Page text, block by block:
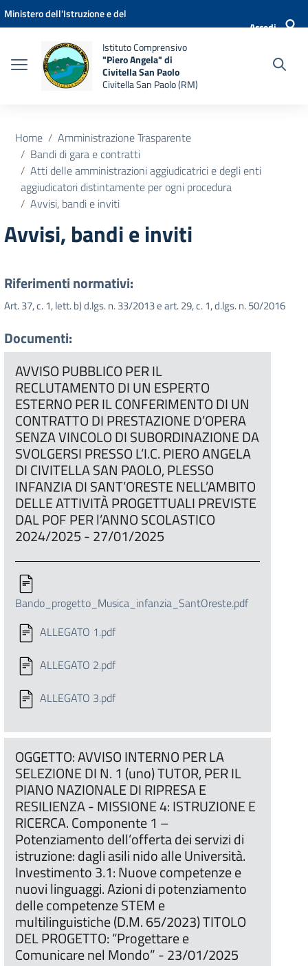
Vai ai contenuti
Vai al menu di navigazione
Vai al footer
Ministero dell'Istruzione e del
Accedi
Istituto Comprensivo
"Piero Angela" di
Civitella San Paolo
Civitella San Paolo (RM)
Home
Amministrazione Trasparente
Bandi di gara e contratti
Atti delle amministrazioni aggiudicatrici e degli enti
aggiudicatori distintamente per ogni procedura
Avvisi, bandi e inviti
Avvisi, bandi e inviti
Riferimenti normativi:
Art. 37, c. 1, lett. b) d.lgs. n. 33/2013 e art. 29, c. 1, d.lgs. n. 50/2016
Documenti:
AVVISO PUBBLICO PER IL
RECLUTAMENTO DI UN ESPERTO
ESTERNO PER IL CONFERIMENTO DI UN
CONTRATTO DI PRESTAZIONE D’OPERA
SENZA VINCOLO DI SUBORDINAZIONE DA
SVOLGERSI PRESSO L’I.C. PIERO ANGELA
DI CIVITELLA SAN PAOLO, PLESSO
INFANZIA DI SANT’ORESTE NELL’AMBITO
DELLE ATTIVITÀ PROGETTUALI PREVISTE
DAL POF PER l’ANNO SCOLASTICO
2024/2025 - 27/01/2025
Bando_progetto_Musica_infanzia_SantOreste.pdf
ALLEGATO 1.pdf
ALLEGATO 2.pdf
ALLEGATO 3.pdf
OGGETTO: AVVISO INTERNO PER LA
SELEZIONE DI N. 1 (uno) TUTOR, PER IL
PIANO NAZIONALE DI RIPRESA E
RESILIENZA - MISSIONE 4: ISTRUZIONE E
RICERCA. Componente 1 –
Potenziamento dell’offerta dei servizi di
istruzione: dagli asili nido alle Università.
Investimento 3.1: Nuove competenze e
nuovi linguaggi. Azioni di potenziamento
delle competenze STEM e
multilinguistiche (D.M. 65/2023) TITOLO
DEL PROGETTO: “Progettare e
Comunicare nel Mondo” - 23/01/2025